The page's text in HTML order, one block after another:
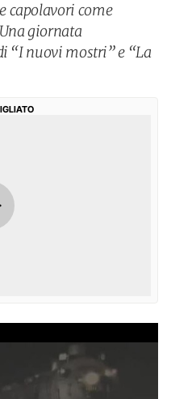
capolavori come
giornata
“I nuovi mostri” e “La